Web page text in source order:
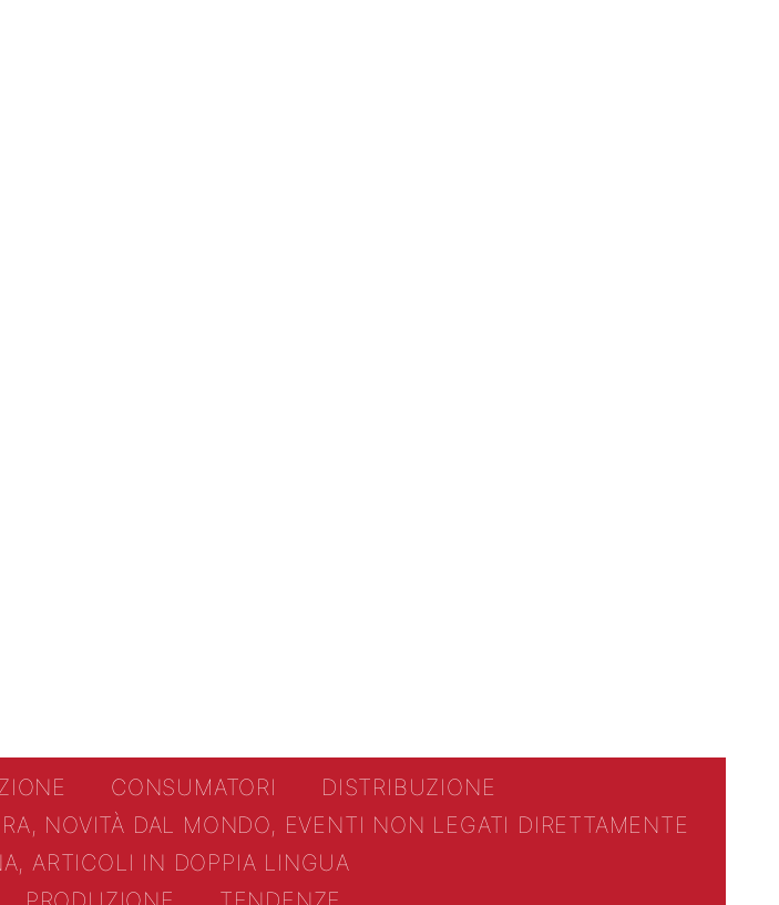
CONSUMATORI
DISTRIBUZIONE
NOVITÀ DAL MONDO, EVENTI NON LEGATI DIRETTAMENTE
ARTICOLI IN DOPPIA LINGUA